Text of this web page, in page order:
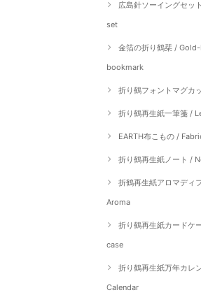
広島針ソーイングセッ
set
金箔の折り鶴栞 /
bookmark
折り鶴フォントマグカ
折り鶴再生紙一筆箋 /
EARTH布こもの /
折り鶴再生紙ノート /
折鶴再生紙アロマディ
Aroma
折り鶴再生紙カードケ
case
折り鶴再生紙万年カレ
Calendar